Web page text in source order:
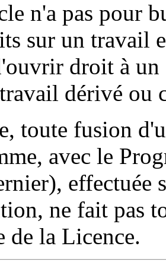
n'a pas pour
sur un travail
droit à
dérivé ou
toute fusion
avec le
effectuée
ne fait pas
de la Licence.